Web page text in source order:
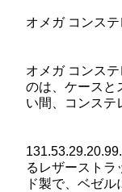
オメガ コンス
オメガ コンス
のは、ケースと
い間、コンステ
るレザースト
ド製で、ベゼ